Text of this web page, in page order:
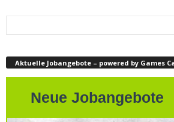
Aktuelle Jobangebote – powered by Games